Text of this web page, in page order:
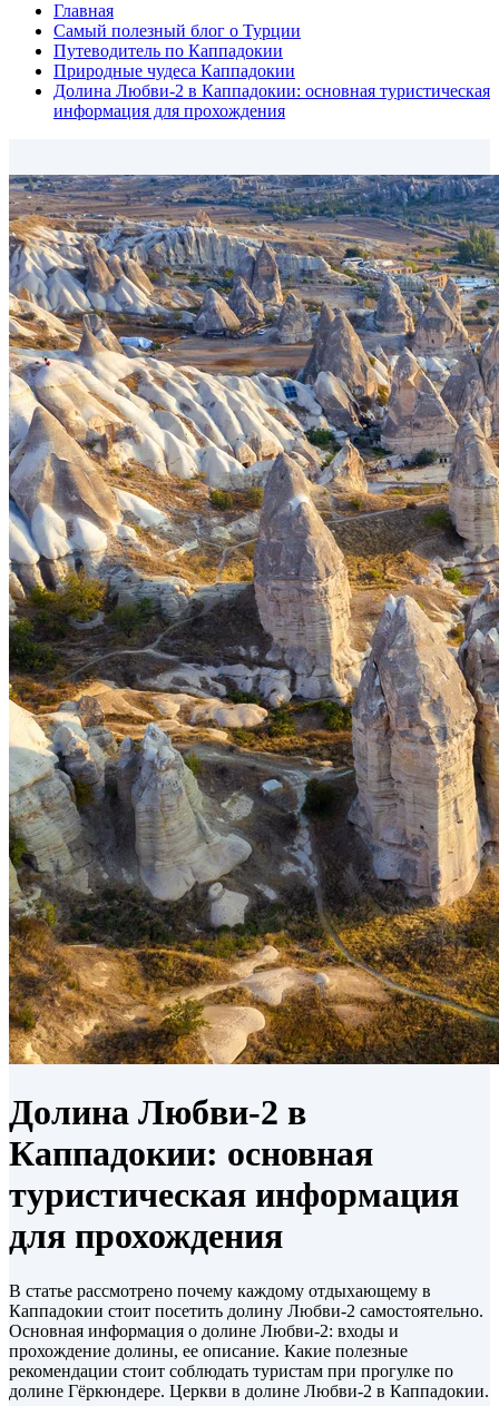
Главная
Самый полезный блог о Турции
Путеводитель по Каппадокии
Природные чудеса Каппадокии
Долина Любви-2 в Каппадокии: основная туристическая
информация для прохождения
Долина Любви-2 в
Каппадокии: основная
туристическая информация
для прохождения
В статье рассмотрено почему каждому отдыхающему в
Каппадокии стоит посетить долину Любви-2 самостоятельно.
Основная информация о долине Любви-2: входы и
прохождение долины, ее описание. Какие полезные
рекомендации стоит соблюдать туристам при прогулке по
долине Гёркюндере. Церкви в долине Любви-2 в Каппадокии.